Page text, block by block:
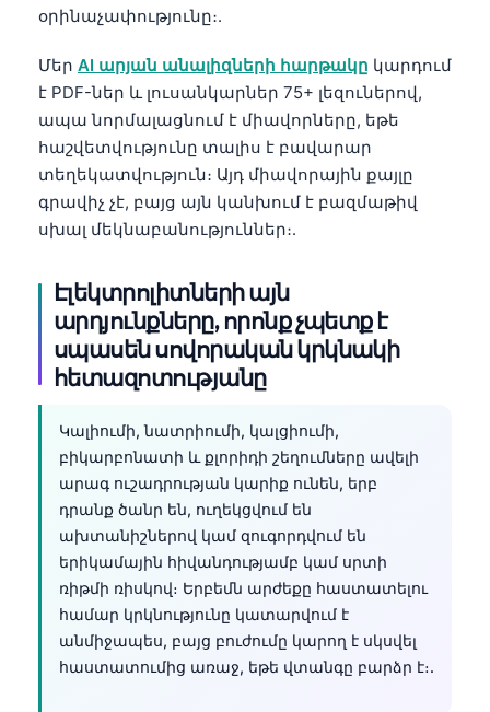
օրինաչափությունը։.
Մեր AI արյան անալիզների հարթակը կարդում
է PDF-ներ և լուսանկարներ 75+ լեզուներով,
ապա նորմալացնում է միավորները, եթե
հաշվետվությունը տալիս է բավարար
տեղեկատվություն։ Այդ միավորային քայլը
գրավիչ չէ, բայց այն կանխում է բազմաթիվ
սխալ մեկնաբանություններ։.
Էլեկտրոլիտների այն
արդյունքները, որոնք չպետք է
սպասեն սովորական կրկնակի
հետազոտությանը
Կալիումի, նատրիումի, կալցիումի,
բիկարբոնատի և քլորիդի շեղումները ավելի
արագ ուշադրության կարիք ունեն, երբ
դրանք ծանր են, ուղեկցվում են
ախտանիշներով կամ զուգորդվում են
երիկամային հիվանդությամբ կամ սրտի
ռիթմի ռիսկով։ Երբեմն արժեքը հաստատելու
համար կրկնությունը կատարվում է
անմիջապես, բայց բուժումը կարող է սկսվել
հաստատումից առաջ, եթե վտանգը բարձր է։.
ગુજરાતી
ಕನ್ನಡ
മലയാളം
Bahasa Melayu
Tiếng Việt
Tagalog
ไทย
ភាសាខ្មែរ
Kiswahili
አማርኛ
O‘zbekcha
Català
Қазақ тілі
Suomi
Hrvatski
Slovenčina